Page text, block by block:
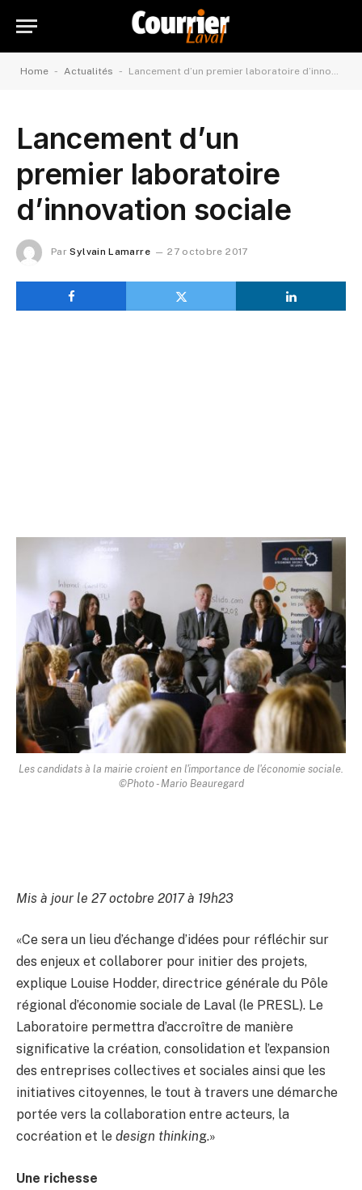
Home - Actualités - Lancement d’un premier laboratoire d’innovation sociale
Lancement d’un
premier laboratoire
d’innovation sociale
Par Sylvain Lamarre 27 octobre 2017
Les candidats à la mairie croient en l'importance de l'économie sociale.
©Photo - Mario Beauregard
Mis à jour le 27 octobre 2017 à 19h23
«Ce sera un lieu d’échange d’idées pour réfléchir sur
des enjeux et collaborer pour initier des projets,
explique Louise Hodder, directrice générale du Pôle
régional d’économie sociale de Laval (le PRESL). Le
Laboratoire permettra d’accroître de manière
significative la création, consolidation et l’expansion
des entreprises collectives et sociales ainsi que les
initiatives citoyennes, le tout à travers une démarche
portée vers la collaboration entre acteurs, la
cocréation et le design thinking.»
Une richesse